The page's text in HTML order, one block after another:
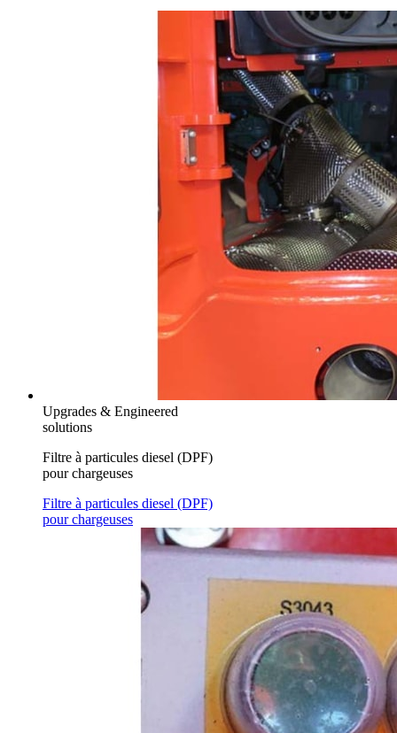
Upgrades & Engineered
solutions
Filtre à particules diesel (DPF)
pour chargeuses
Filtre à particules diesel (DPF)
pour chargeuses